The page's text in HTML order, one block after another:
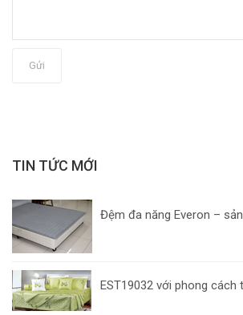
Gửi
TIN TỨC MỚI
Đệm đa năng Everon –
EST19032 với phong cách